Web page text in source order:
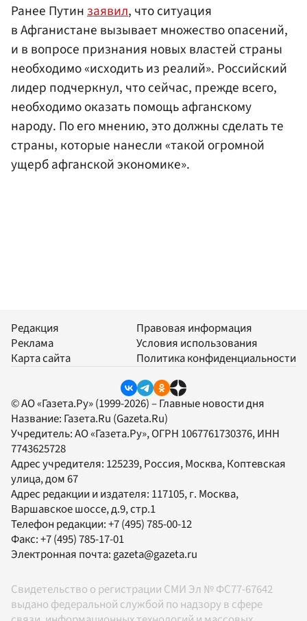
Ранее Путинзаявил, что ситуация
в Афганистане вызывает множество опасений,
и в вопросе признания новых властей страны
необходимо «исходить из реалий». Российский
лидер подчеркнул, что сейчас, прежде всего,
необходимо оказать помощь афганскому
народу. По его мнению, это должны сделать те
страны, которые нанесли «такой огромной
ущерб афганской экономике».
Редакция
Реклама
Карта сайта
Правовая информация
Условия использования
Политика конфиденциальности
© АО «Газета.Ру» (1999-2026) – Главные новости дня
Название: Газета.Ru (Gazeta.Ru)
Учредитель:АО «Газета.Ру», ОГРН 1067761730376, ИНН
7743625728
Адрес учредителя: 125239, Россия, Москва, Коптевская
улица, дом 67
Адрес редакции и издателя: 117105, г. Москва,
Варшавское шоссе, д.9, стр.1
Телефон редакции:+7 (495) 785-00-12
Факс:+7 (495) 785-17-01
Электронная почта:gazeta@gazeta.ru
Свидетельство о регистрации СМИ Эл № ФС77-67642
выдано федеральной службой по надзору в сфере